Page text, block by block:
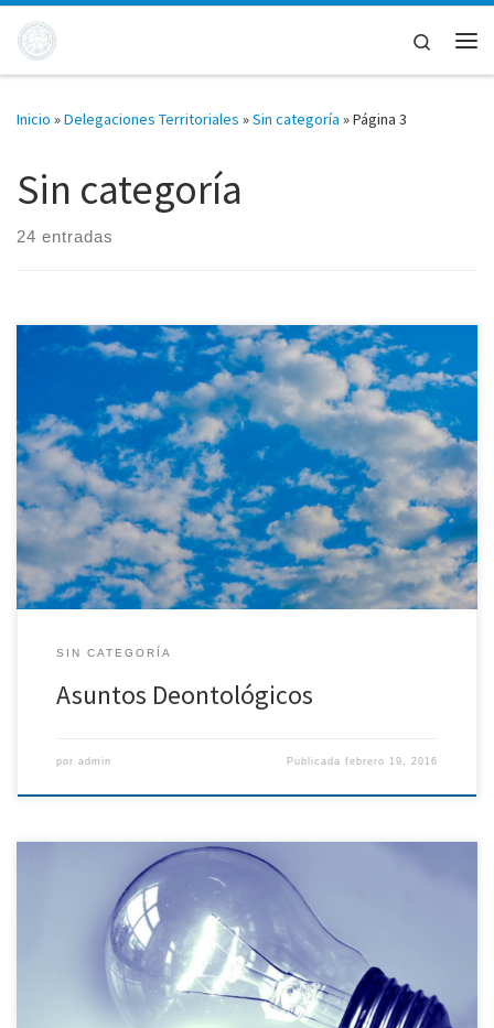
Saltar al contenido
Search
Inicio »Delegaciones Territoriales »Sin categoría »Página 3
Sin categoría
24 entradas
Durante el 2015 la Comisión no tuvo ninguna actividad
SIN CATEGORÍA
Asuntos Deontológicos
por admin Publicadafebrero 19, 2016
Misión y Objetivos En 2015, el Colegio Oficial de Ingenieros
Navales y Oceánicos (COIN) con el objetivo de fomentar la
Industria Marítima y el apoyo a los emprendedores en este sector
estratégico europeo lanzó un Servicio de Apoyo al Emprendedor
(SAE) orientado a promover un ecosistema de emprendimiento